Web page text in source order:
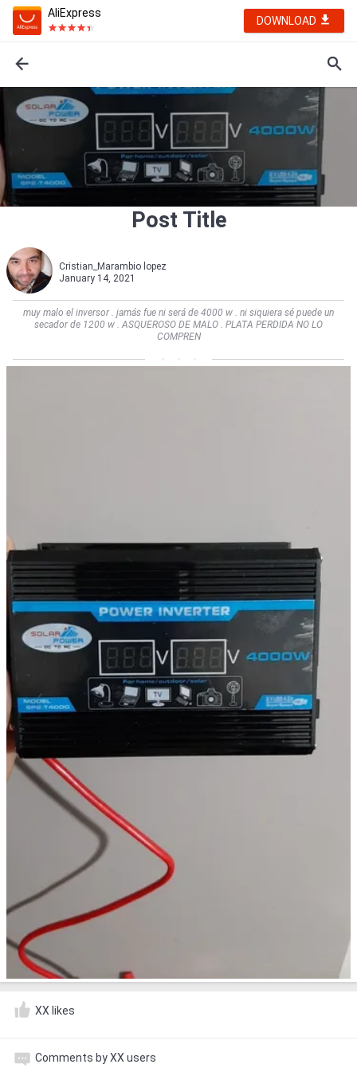
AliExpress
DOWNLOAD
Post Title
Cristian_Marambio lopez
January 14, 2021
muy malo el inversor . jamás fue ni será de 4000 w . ni siquiera sé puede un
secador de 1200 w . ASQUEROSO DE MALO . PLATA PERDIDA NO LO
COMPREN
XX likes
Comments by XX users